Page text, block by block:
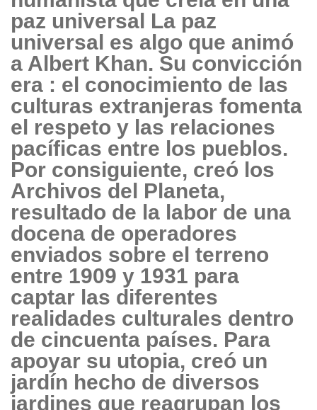
paz universal La paz
universal es algo que animó
a Albert Khan. Su convicción
era : el conocimiento de las
culturas extranjeras fomenta
el respeto y las relaciones
pacíficas entre los pueblos.
Por consiguiente, creó los
Archivos del Planeta,
resultado de la labor de una
docena de operadores
enviados sobre el terreno
entre 1909 y 1931 para
captar las diferentes
realidades culturales dentro
de cincuenta países. Para
apoyar su utopia, creó un
jardín hecho de diversos
jardines que reagrupan los